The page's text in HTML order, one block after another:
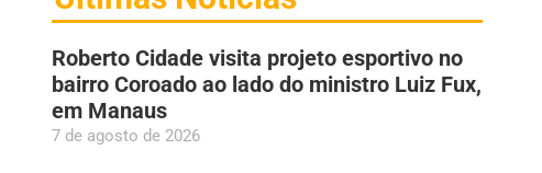
Roberto Cidade visita projeto esportivo no
bairro Coroado ao lado do ministro Luiz Fux,
em Manaus
7 de agosto de 2026